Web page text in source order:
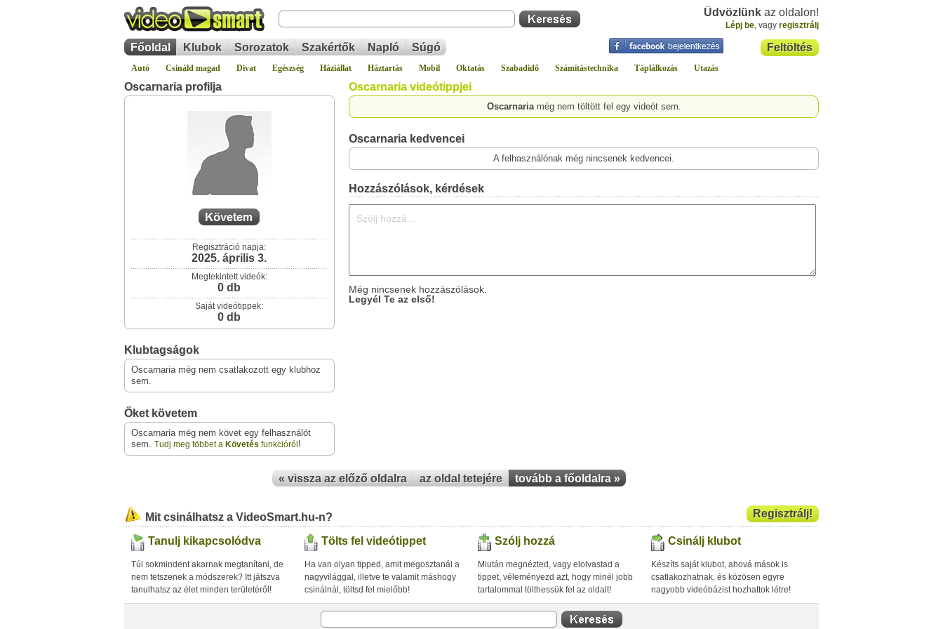
Üdvözlünk az oldalon!
Lépj be, vagy regisztrálj
Feltöltés
Főoldal Klubok Sorozatok Szakértők Napló Súgó
Autó Csináld magad Divat Egészség Háziállat Háztartás Mobil Oktatás Szabadidő Számítástechnika Táplálkozás Utazás
Oscarnaria profilja
Regisztráció napja:
2025. április 3.
Megtekintett videók:
0 db
Saját videótippek:
0 db
Klubtagságok
Oscarnaria még nem csatlakozott egy klubhoz
sem.
Őket követem
Oscarnaria még nem követ egy felhasználót
sem. Tudj meg többet a Követés funkcióról !
Oscarnaria videótippjei
Oscarnariamég nem töltött fel egy videót sem.
Oscarnaria kedvencei
A felhasználónak még nincsenek kedvencei.
Hozzászólások, kérdések
Még nincsenek hozzászólások.
Legyél Te az első!
« vissza az előző oldalra az oldal tetejére tovább a főoldalra »
Regisztrálj!
Mit csinálhatsz a VideoSmart.hu-n?
Tanulj kikapcsolódva
Túl sokmindent akarnak megtanítani, de
nem tetszenek a módszerek? Itt játszva
tanulhatsz az élet minden területéről!
Tölts fel videótippet
Ha van olyan tipped, amit megosztanál a
nagyvilággal, illetve te valamit máshogy
csinálnál, töltsd fel mielőbb!
Szólj hozzá
Miután megnézted, vagy elolvastad a
tippet, véleményezd azt, hogy minél jobb
tartalommal tölthessük fel az oldalt!
Csinálj klubot
Készíts saját klubot, ahová mások is
csatlakozhatnak, és közösen egyre
nagyobb videóbázist hozhattok létre!